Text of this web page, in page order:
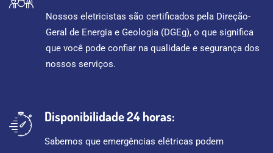
Nossos eletricistas são certificados pela Direção-
Geral de Energia e Geologia (DGEg), o que significa
que você pode confiar na qualidade e segurança dos
nossos serviços.
Disponibilidade 24 horas:
Sabemos que emergências elétricas podem